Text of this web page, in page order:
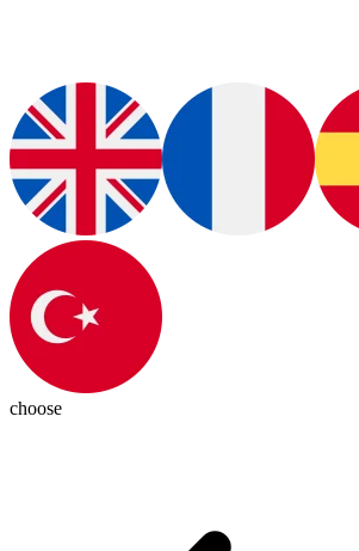
choose